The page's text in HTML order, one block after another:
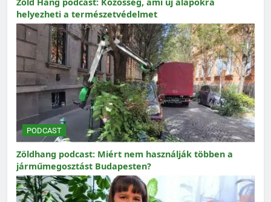
helyezheti a természetvédelmet
PODCAST
Zöldhang podcast: Miért nem használják többen a
járműmegosztást Budapesten?